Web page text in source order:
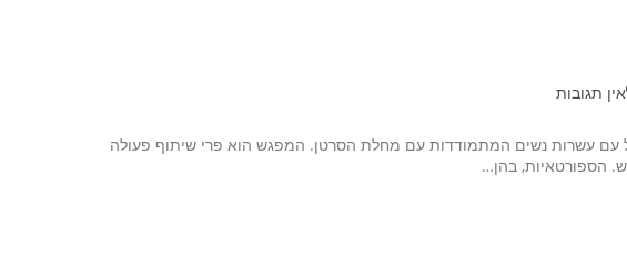
אין תגובות
עם עשרות נשים המתמודדות עם מחלת הסרטן. המפגש הוא פרי שיתוף פעולה
הספורטאיות, בהן…